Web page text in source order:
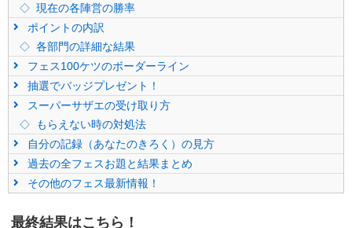
現在の各陣営の勝率
ポイントの内訳
各部門の詳細な結果
フェス100ケツのボーダーライン
抽選でバッジプレゼント！
スーパーサザエの受け取り方
もらえない時の対処法
自分の記録（あなたのきろく）の見方
過去の全フェスお題と結果まとめ
その他のフェス最新情報！
最終結果はこちら！